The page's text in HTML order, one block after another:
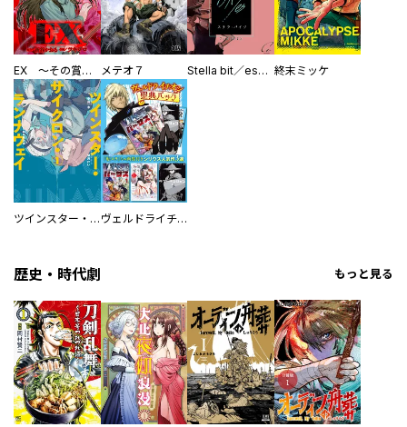
EX ～その賞金稼ぎは、世界の出口を探す～【単行本版】 メテオ７ Stella bit／es【単話版】 終末ミッケ
ツインスター・サイクロン・ランナウェイ ヴェルドライチオシ聖典パック 『転スラ』ミニ画集付き シリウス人気作３選
歴史・時代劇 もっと見る